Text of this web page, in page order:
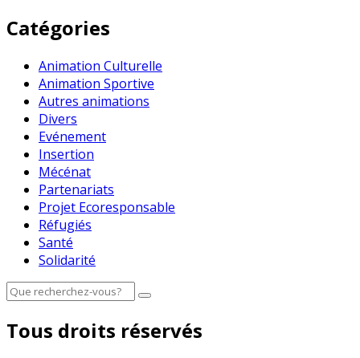
Catégories
Animation Culturelle
Animation Sportive
Autres animations
Divers
Evénement
Insertion
Mécénat
Partenariats
Projet Ecoresponsable
Réfugiés
Santé
Solidarité
Tous droits réservés